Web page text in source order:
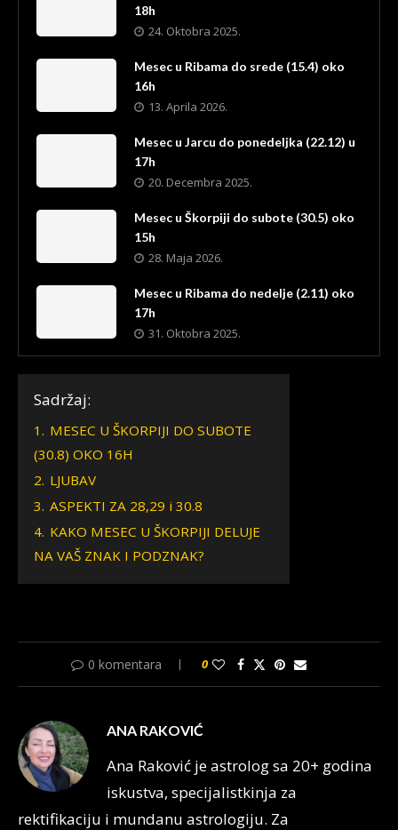
18h
24. Oktobra 2025.
Mesec u Ribama do srede (15.4) oko
16h
13. Aprila 2026.
Mesec u Jarcu do ponedeljka (22.12) u
17h
20. Decembra 2025.
Mesec u Škorpiji do subote (30.5) oko
15h
28. Maja 2026.
Mesec u Ribama do nedelje (2.11) oko
17h
31. Oktobra 2025.
Sadržaj:
1. MESEC U ŠKORPIJI DO SUBOTE
(30.8) OKO 16H
2. LJUBAV
3. ASPEKTI ZA 28,29 i 30.8
4. KAKO MESEC U ŠKORPIJI DELUJE
NA VAŠ ZNAK I PODZNAK?
0 komentara 0
ANA RAKOVIĆ
Ana Raković je astrolog sa 20+ godina
iskustva, specijalistkinja za
rektifikaciju i mundanu astrologiju. Za